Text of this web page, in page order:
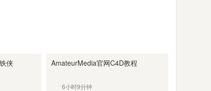
侠 AmateurMedia官网C4D教程
6小时9分钟